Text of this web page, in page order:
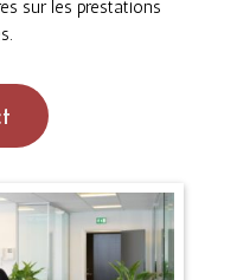
sur les prestations